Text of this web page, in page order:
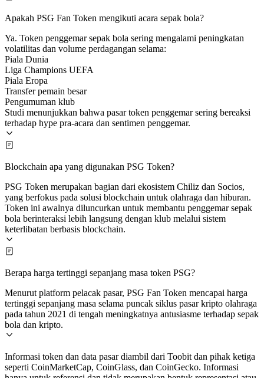
Apakah PSG Fan Token mengikuti acara sepak bola?
Ya. Token penggemar sepak bola sering mengalami peningkatan
volatilitas dan volume perdagangan selama:
Piala Dunia
Liga Champions UEFA
Piala Eropa
Transfer pemain besar
Pengumuman klub
Studi menunjukkan bahwa pasar token penggemar sering bereaksi
terhadap hype pra-acara dan sentimen penggemar.
Blockchain apa yang digunakan PSG Token?
PSG Token merupakan bagian dari ekosistem Chiliz dan Socios,
yang berfokus pada solusi blockchain untuk olahraga dan hiburan.
Token ini awalnya diluncurkan untuk membantu penggemar sepak
bola berinteraksi lebih langsung dengan klub melalui sistem
keterlibatan berbasis blockchain.
Berapa harga tertinggi sepanjang masa token PSG?
Menurut platform pelacak pasar, PSG Fan Token mencapai harga
tertinggi sepanjang masa selama puncak siklus pasar kripto olahraga
pada tahun 2021 di tengah meningkatnya antusiasme terhadap sepak
bola dan kripto.
Informasi token dan data pasar diambil dari Toobit dan pihak ketiga
seperti CoinMarketCap, CoinGlass, dan CoinGecko. Informasi